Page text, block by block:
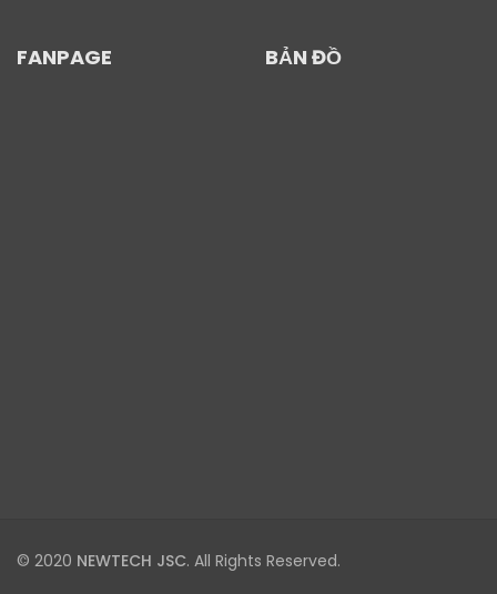
FANPAGE BẢN ĐỒ
© 2020 NEWTECH JSC. All Rights Reserved.